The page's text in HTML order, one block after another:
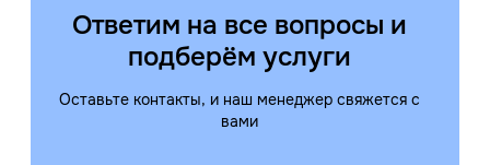
Ответим на все вопросы и
подберём услуги
Оставьте контакты, и наш менеджер свяжется с
вами